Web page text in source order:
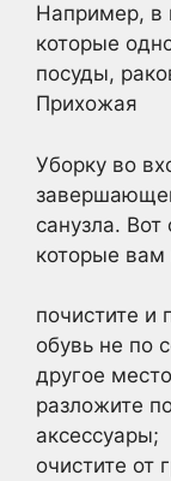
Например, в
которые
посуды,
Прихожая
Уборку во
санузла.
которые вам
почистите и
обувь не по
другое
разложите
аксессуары;
очистите от